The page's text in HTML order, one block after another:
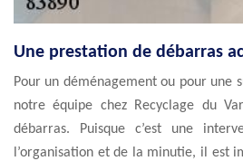
Une prestation de débarras
Pour un déménagement ou pour une
notre équipe chez Recyclage du
débarras. Puisque c’est une
l’organisation et de la minutie, il est